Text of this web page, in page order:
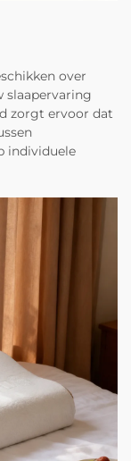
over
slaapervaring
zorgt ervoor dat
individuele